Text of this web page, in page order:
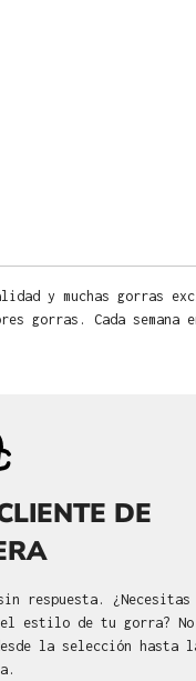
y muchas gorras
gorras. Cada
DE
respuesta. ¿Necesitas
estilo de tu gorra? No
desde la selección hasta